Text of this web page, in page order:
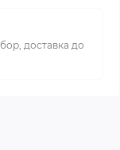
доставка до